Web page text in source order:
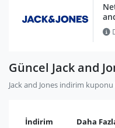
Güncel Jack and
Jack and Jones indirim
İndirim Daha